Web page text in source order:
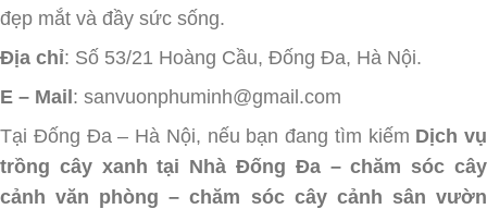
đẹp mắt và đầy sức sống.
Địa chỉ: Số 53/21 Hoàng Cầu, Đống Đa, Hà Nội.
E – Mail : sanvuonphuminh@gmail.com
Tại Đống Đa – Hà Nội, nếu bạn đang tìm kiếm Dịch vụ
trồng cây xanh tại Nhà Đống Đa – chăm sóc cây
cảnh văn phòng – chăm sóc cây cảnh sân vườn